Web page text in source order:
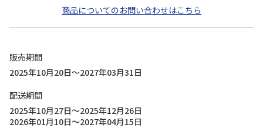
商品についてのお問い合わせはこちら
販売期間
2025年10月20日～2027年03月31日
配送期間
2025年10月27日～2025年12月26日
2026年01月10日～2027年04月15日